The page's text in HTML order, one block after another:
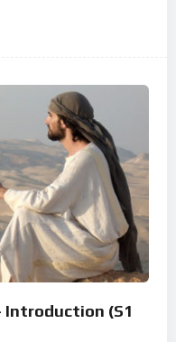
Introduction (S1